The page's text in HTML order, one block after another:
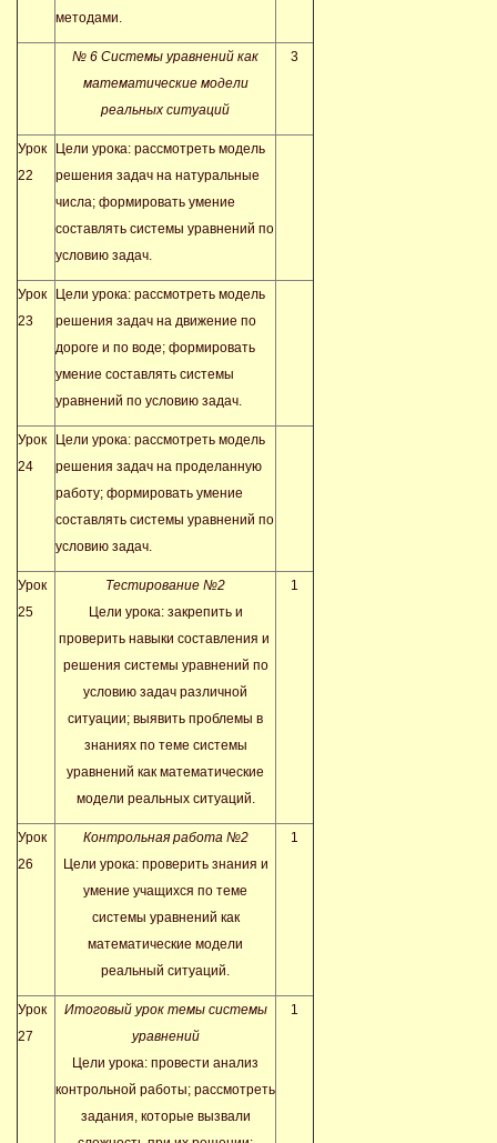
методами.
№ 6 Системы уравнений как
математические модели
реальных ситуаций
3
Урок
22
Цели урока: рассмотреть модель
решения задач на натуральные
числа; формировать умение
составлять системы уравнений по
условию задач.
Урок
23
Цели урока: рассмотреть модель
решения задач на движение по
дороге и по воде; формировать
умение составлять системы
уравнений по условию задач.
Урок
24
Цели урока: рассмотреть модель
решения задач на проделанную
работу; формировать умение
составлять системы уравнений по
условию задач.
Урок
25
Тестирование №2
Цели урока: закрепить и
проверить навыки составления и
решения системы уравнений по
условию задач различной
ситуации; выявить проблемы в
знаниях по теме системы
уравнений как математические
модели реальных ситуаций.
1
Урок
26
Контрольная работа №2
Цели урока: проверить знания и
умение учащихся по теме
системы уравнений как
математические модели
реальный ситуаций.
1
Урок
27
Итоговый урок темы системы
уравнений
Цели урока: провести анализ
контрольной работы; рассмотреть
задания, которые вызвали
1